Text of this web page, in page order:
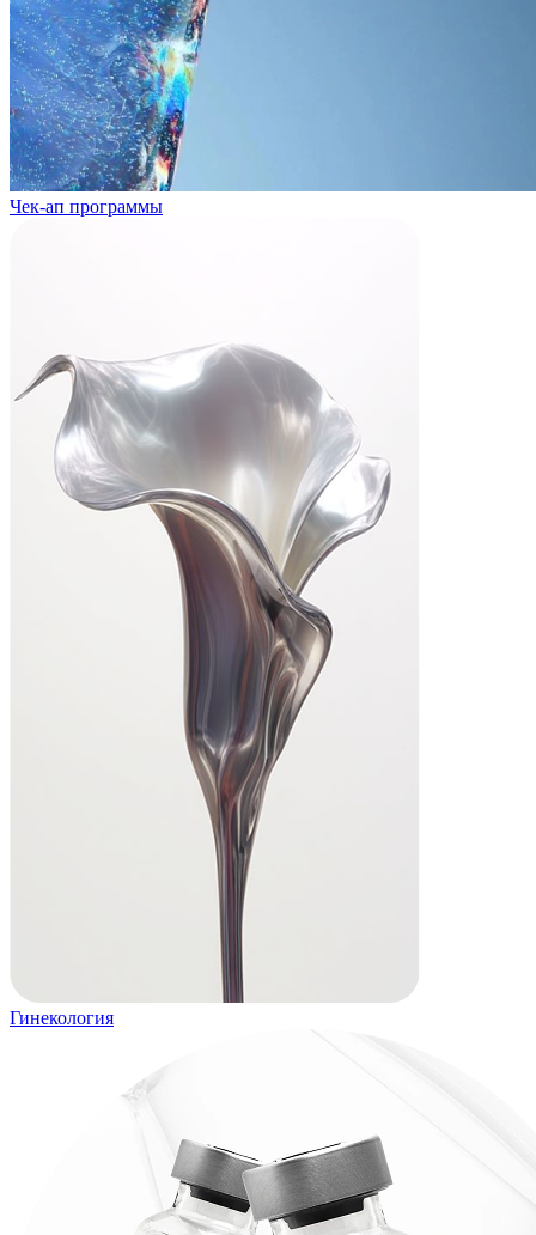
Чек-ап программы
Гинекология